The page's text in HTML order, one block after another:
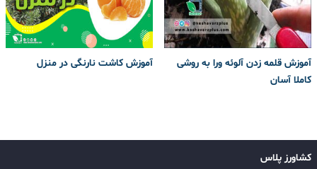
آموزش قلمه زدن آلوئه ورا به روشی
کاملا آسان
آموزش کاشت نارنگی در منزل
کشاورز پلاس